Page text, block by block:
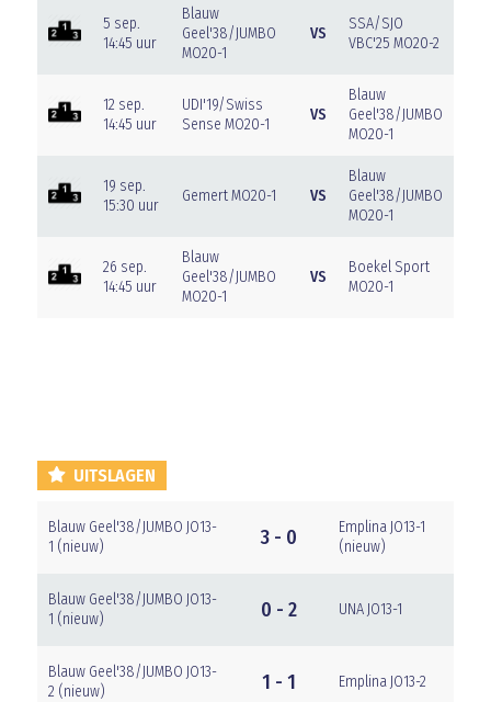
5 sep.
14:45 uur
Blauw
Geel'38/JUMBO
MO20-1
VS
SSA/SJO
VBC'25 MO20-2
12 sep.
14:45 uur
UDI'19/Swiss
Sense MO20-1
VS
Blauw
Geel'38/JUMBO
MO20-1
19 sep.
15:30 uur
Gemert MO20-1 VS
Blauw
Geel'38/JUMBO
MO20-1
26 sep.
14:45 uur
Blauw
Geel'38/JUMBO
MO20-1
VS
Boekel Sport
MO20-1
UITSLAGEN
Blauw Geel'38/JUMBO JO13-
1 (nieuw)
3 - 0
Emplina JO13-1
(nieuw)
Blauw Geel'38/JUMBO JO13-
1 (nieuw)
0 - 2 UNA JO13-1
Blauw Geel'38/JUMBO JO13-
2 (nieuw)
1 - 1 Emplina JO13-2